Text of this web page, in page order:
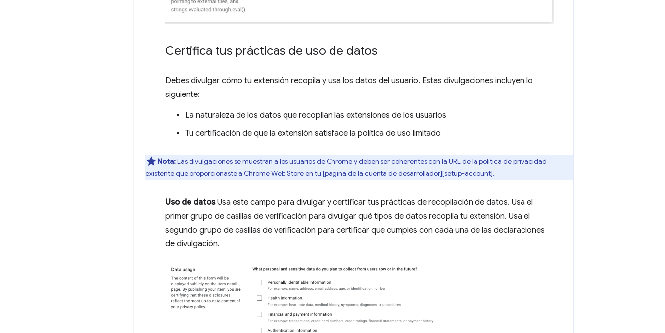
Certifica tus prácticas de uso de datos
Debes divulgar cómo tu extensión recopila y usa los datos del usuario. Estas divulgaciones incluyen lo
siguiente:
La naturaleza de los datos que recopilan las extensiones de los usuarios
Tu certificación de que la extensión satisface la política de uso limitado
Nota:Las divulgaciones se muestran a los usuarios de Chrome y deben ser coherentes con la URL de la política de privacidad
existente que proporcionaste a Chrome Web Store en tu [página de la cuenta de desarrollador][setup-account].
Uso de datosUsa este campo para divulgar y certificar tus prácticas de recopilación de datos. Usa el
primer grupo de casillas de verificación para divulgar qué tipos de datos recopila tu extensión. Usa el
segundo grupo de casillas de verificación para certificar que cumples con cada una de las declaraciones
de divulgación.